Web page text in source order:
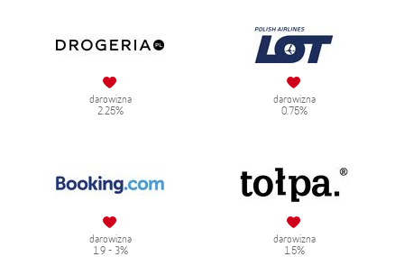
darowizna
2.25%
darowizna
0.75%
darowizna
1.9 - 3%
darowizna
1.5%